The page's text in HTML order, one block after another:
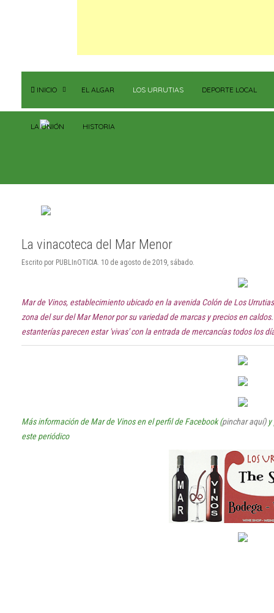
INICIO EL ALGAR LOS URRUTIAS DEPORTE LOCAL
LA UNIÓN HISTORIA
La vinacoteca del Mar Menor
Escrito por PUBLInOTICIA. 10 de agosto de 2019, sábado.
Mar de Vinos, establecimiento ubicado en la avenida Colón de Los
zona del sur del Mar Menor por su variedad de marcas y precios en
estanterías parecen estar 'vivas' con la entrada de mercancías todos los
Más información de Mar de Vinos en el perfil de Facebook (pinchar aquí)y
este periódico